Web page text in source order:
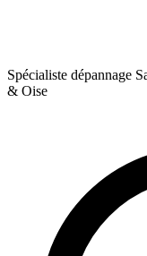
Spécialiste dépannage
& Oise